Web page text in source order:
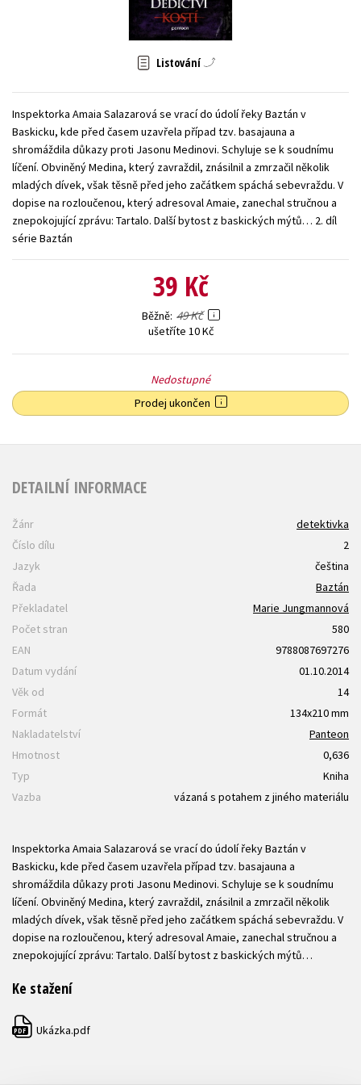
Zahraniční literatura
Všechny tituly
Listování
Inspektorka Amaia Salazarová se vrací do údolí řeky Baztán v
Baskicku, kde před časem uzavřela případ tzv. basajauna a
shromáždila důkazy proti Jasonu Medinovi. Schyluje se k soudnímu
líčení. Obviněný Medina, který zavraždil, znásilnil a zmrzačil několik
mladých dívek, však těsně před jeho začátkem spáchá sebevraždu. V
dopise na rozloučenou, který adresoval Amaie, zanechal stručnou a
znepokojující zprávu: Tartalo. Další bytost z baskických mýtů… 2. díl
série Baztán
39 Kč
Běžně 49 Kč
ušetříte 10 Kč
Nedostupné
Prodej ukončen
DETAILNÍ INFORMACE
Žánr
detektivka
Číslo dílu
2
Jazyk
čeština
Řada
Baztán
Překladatel
Marie Jungmannová
Počet stran
580
EAN
9788087697276
Datum vydání
01.10.2014
Věk od
14
Formát
134x210 mm
Nakladatelství
Panteon
Hmotnost
0,636
Typ
Kniha
Vazba
vázaná s potahem z jiného materiálu
Inspektorka Amaia Salazarová se vrací do údolí řeky Baztán v
Baskicku, kde před časem uzavřela případ tzv. basajauna a
shromáždila důkazy proti Jasonu Medinovi. Schyluje se k soudnímu
líčení. Obviněný Medina, který zavraždil, znásilnil a zmrzačil několik
mladých dívek, však těsně před jeho začátkem spáchá sebevraždu. V
dopise na rozloučenou, který adresoval Amaie, zanechal stručnou a
znepokojující zprávu: Tartalo. Další bytost z baskických mýtů…
Ke stažení
PDF Ukázka.pdf